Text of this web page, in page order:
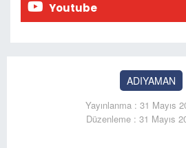
Youtube
ADIYAMAN
Yayınlanma : 31 Mayıs
Düzenleme : 31 Mayıs